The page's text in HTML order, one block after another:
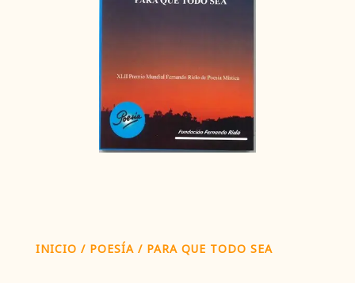
INICIO / POESÍA/ PARA QUE TODO SEA